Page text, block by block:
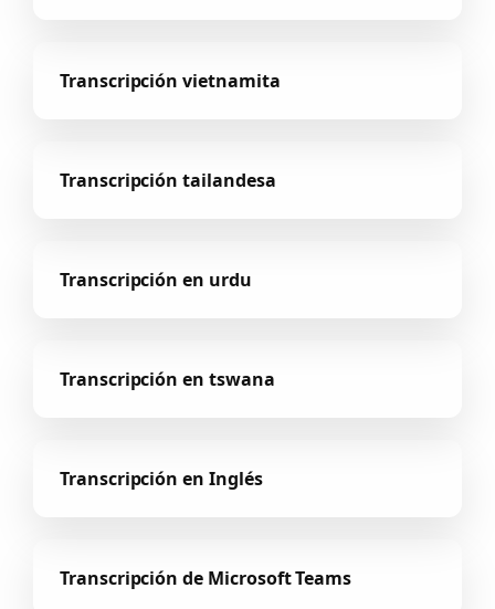
Transcripción vietnamita
Transcripción tailandesa
Transcripción en urdu
Transcripción en tswana
Transcripción en Inglés
Transcripción de Microsoft Teams